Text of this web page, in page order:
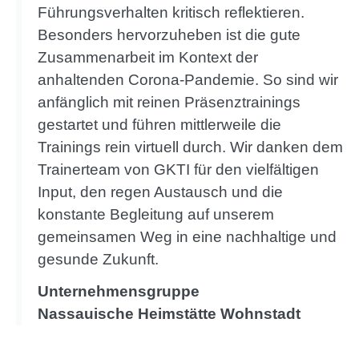
Führungsverhalten kritisch reflektieren.
Besonders hervorzuheben ist die gute
Zusammenarbeit im Kontext der
anhaltenden Corona-Pandemie. So sind wir
anfänglich mit reinen Präsenztrainings
gestartet und führen mittlerweile die
Trainings rein virtuell durch. Wir danken dem
Trainerteam von GKTI für den vielfältigen
Input, den regen Austausch und die
konstante Begleitung auf unserem
gemeinsamen Weg in eine nachhaltige und
gesunde Zukunft.
Unternehmensgruppe
Nassauische Heimstätte Wohnstadt